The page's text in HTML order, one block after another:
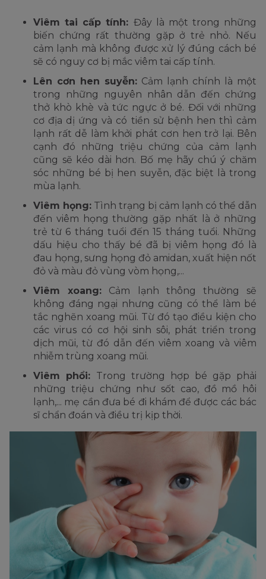
Viêm tai cấp tính: Đây là một trong những
biến chứng rất thường gặp ở trẻ nhỏ. Nếu
cảm lạnh mà không được xử lý đúng cách bé
sẽ có nguy cơ bị mắc viêm tai cấp tính.
Lên cơn hen suyễn: Cảm lạnh chính là một
trong những nguyên nhân dẫn đến chứng
thở khò khè và tức ngực ở bé. Đối với những
cơ địa dị ứng và có tiền sử bệnh hen thì cảm
lạnh rất dễ làm khởi phát cơn hen trở lại. Bên
cạnh đó những triệu chứng của cảm lạnh
cũng sẽ kéo dài hơn. Bố mẹ hãy chú ý chăm
sóc những bé bị hen suyễn, đặc biệt là trong
mùa lạnh.
Viêm họng: Tình trạng bị cảm lạnh có thể dẫn
đến viêm họng thường gặp nhất là ở những
trẻ từ 6 tháng tuổi đến 15 tháng tuổi. Những
dấu hiệu cho thấy bé đã bị viêm họng đó là
đau họng, sưng họng đỏ amidan, xuất hiện nốt
đỏ và màu đỏ vùng vòm họng,...
Viêm xoang: Cảm lạnh thông thường sẽ
không đáng ngại nhưng cũng có thể làm bé
tắc nghẽn xoang mũi. Từ đó tạo điều kiện cho
các virus có cơ hội sinh sôi, phát triển trong
dịch mũi, từ đó dẫn đến viêm xoang và viêm
nhiễm trùng xoang mũi.
Viêm phổi: Trong trường hợp bé gặp phải
những triệu chứng như sốt cao, đồ mồ hôi
lạnh,... mẹ cần đưa bé đi khám để được các bác
sĩ chẩn đoán và điều trị kịp thời.